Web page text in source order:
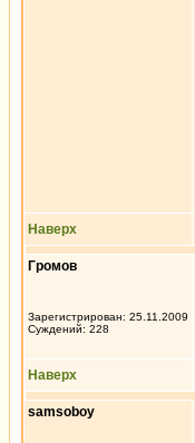
Наверх
Громов
Зарегистрирован: 25.11.2009
Суждений: 228
Наверх
samsoboy